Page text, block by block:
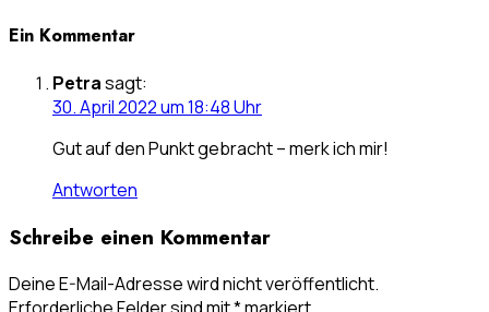
Ein Kommentar
Petrasagt:
30. April 2022 um 18:48 Uhr
Gut auf den Punkt gebracht – merk ich mir!
Antworten
Schreibe einen Kommentar
Deine E-Mail-Adresse wird nicht veröffentlicht.